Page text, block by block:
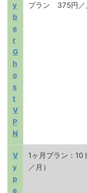
y
b
e
r
G
h
o
s
t
V
P
N
プラン 375円／
V
y
p
e
1ヶ月プラン：
／月）